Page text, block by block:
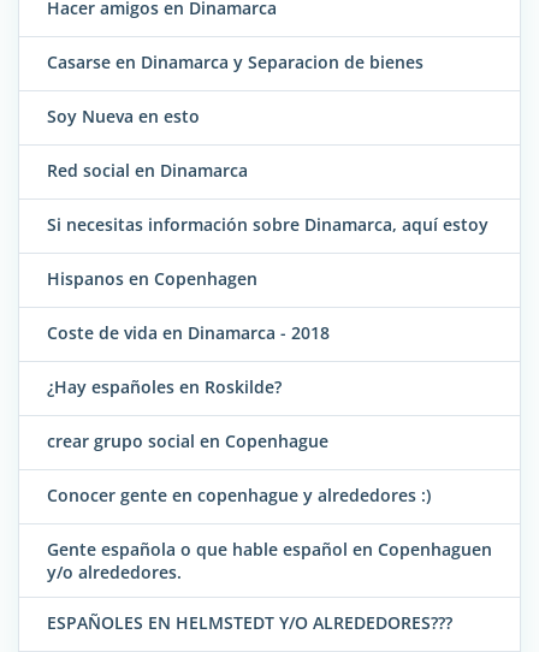
Hacer amigos en Dinamarca
Casarse en Dinamarca y Separacion de bienes
Soy Nueva en esto
Red social en Dinamarca
Si necesitas información sobre Dinamarca, aquí estoy
Hispanos en Copenhagen
Coste de vida en Dinamarca - 2018
¿Hay españoles en Roskilde?
crear grupo social en Copenhague
Conocer gente en copenhague y alrededores :)
Gente española o que hable español en Copenhaguen
y/o alrededores.
ESPAÑOLES EN HELMSTEDT Y/O ALREDEDORES???